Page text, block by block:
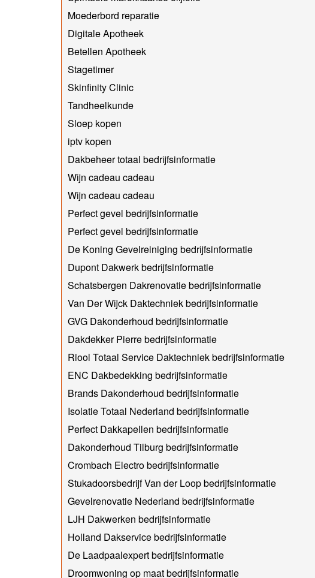
Moederbord reparatie
Digitale Apotheek
Betellen Apotheek
Stagetimer
Skinfinity Clinic
Tandheelkunde
Sloep kopen
iptv kopen
Dakbeheer totaal bedrijfsinformatie
Wijn cadeau cadeau
Wijn cadeau cadeau
Perfect gevel bedrijfsinformatie
Perfect gevel bedrijfsinformatie
De Koning Gevelreiniging bedrijfsinformatie
Dupont Dakwerk bedrijfsinformatie
Schatsbergen Dakrenovatie bedrijfsinformatie
Van Der Wijck Daktechniek bedrijfsinformatie
GVG Dakonderhoud bedrijfsinformatie
Dakdekker Pierre bedrijfsinformatie
Riool Totaal Service Daktechniek bedrijfsinformatie
ENC Dakbedekking bedrijfsinformatie
Brands Dakonderhoud bedrijfsinformatie
Isolatie Totaal Nederland bedrijfsinformatie
Perfect Dakkapellen bedrijfsinformatie
Dakonderhoud Tilburg bedrijfsinformatie
Crombach Electro bedrijfsinformatie
Stukadoorsbedrijf Van der Loop bedrijfsinformatie
Gevelrenovatie Nederland bedrijfsinformatie
LJH Dakwerken bedrijfsinformatie
Holland Dakservice bedrijfsinformatie
De Laadpaalexpert bedrijfsinformatie
Droomwoning op maat bedrijfsinformatie